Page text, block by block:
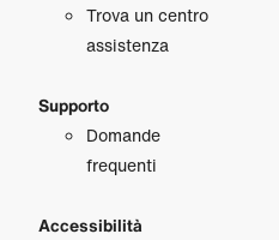
Trova un centro
assistenza
Supporto
Domande
frequenti
Accessibilità